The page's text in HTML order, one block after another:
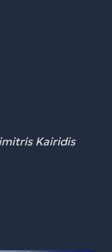
Kairidis